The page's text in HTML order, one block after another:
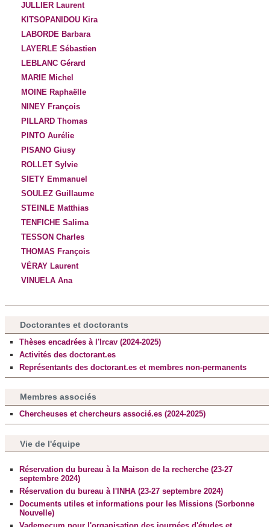
JULLIER Laurent
KITSOPANIDOU Kira
LABORDE Barbara
LAYERLE Sébastien
LEBLANC Gérard
MARIE Michel
MOINE Raphaëlle
NINEY François
PILLARD Thomas
PINTO Aurélie
PISANO Giusy
ROLLET Sylvie
SIETY Emmanuel
SOULEZ Guillaume
STEINLE Matthias
TENFICHE Salima
TESSON Charles
THOMAS François
VÉRAY Laurent
VINUELA Ana
Doctorantes et doctorants
Thèses encadrées à l'Ircav (2024-2025)
Activités des doctorant.es
Représentants des doctorant.es et membres non-permanents
Membres associés
Chercheuses et chercheurs associé.es (2024-2025)
Vie de l'équipe
Réservation du bureau à la Maison de la recherche (23-27
septembre 2024)
Réservation du bureau à l'INHA (23-27 septembre 2024)
Documents utiles et informations pour les Missions (Sorbonne
Nouvelle)